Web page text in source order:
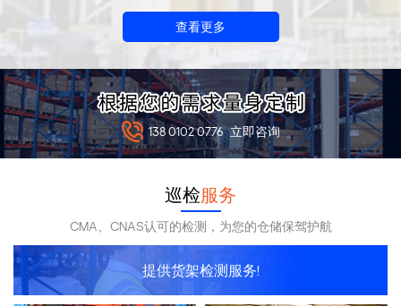
查看更多
138 0102 0776 立即咨询
巡检服务
CMA、CNAS认可的检测，为您的仓储保驾护航
提供货架检测服务!